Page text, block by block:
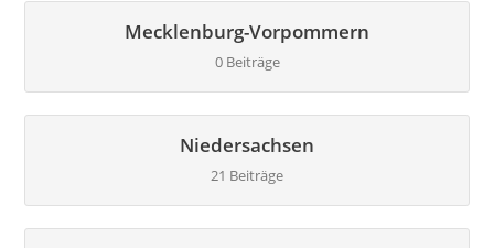
Mecklenburg-Vorpommern
0 Beiträge
Niedersachsen
21 Beiträge